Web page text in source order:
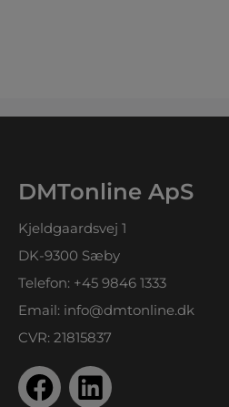
DMTonline ApS
Kjeldgaardsvej 1
DK-9300 Sæby
Telefon: +45 9846 1333
Email: info@dmtonline.dk
CVR: 21815837